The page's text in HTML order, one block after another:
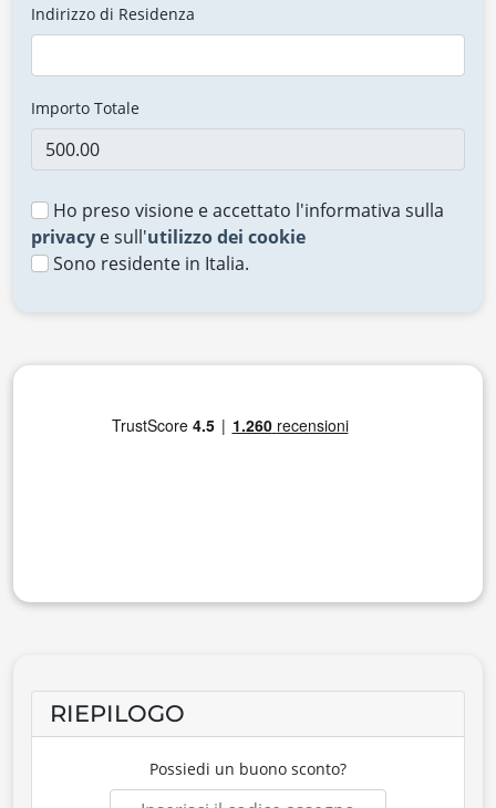
Indirizzo di Residenza
Importo Totale
Ho preso visione e accettato l'informativa sulla
privacy e sull'utilizzo dei cookie
Sono residente in Italia.
RIEPILOGO
Possiedi un buono sconto?